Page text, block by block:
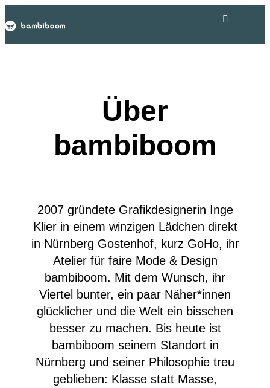
Über
bambiboom
2007 gründete Grafikdesignerin Inge
Klier in einem winzigen Lädchen direkt
in Nürnberg Gostenhof, kurz GoHo, ihr
Atelier für faire Mode & Design
bambiboom. Mit dem Wunsch, ihr
Viertel bunter, ein paar Näher*innen
glücklicher und die Welt ein bisschen
besser zu machen. Bis heute ist
bambiboom seinem Standort in
Nürnberg und seiner Philosophie treu
geblieben: Klasse statt Masse,